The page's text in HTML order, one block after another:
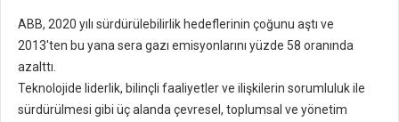
ABB, 2020 yılı sürdürülebilirlik hedeflerinin çoğunu aştı ve
2013'ten bu yana sera gazı emisyonlarını yüzde 58 oranında
azalttı.
Teknolojide liderlik, bilinçli faaliyetler ve ilişkilerin sorumluluk ile
sürdürülmesi gibi üç alanda çevresel, toplumsal ve yönetim